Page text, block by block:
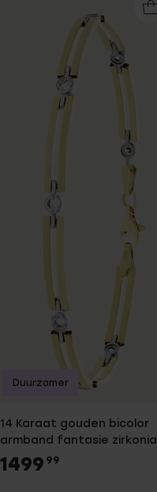
14 Karaat gouden bicolor
armband fantasie zirkonia
1499 99
Duurzamer